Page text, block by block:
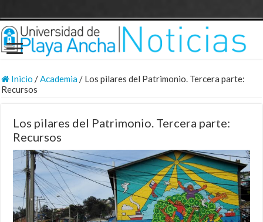
Inicio /Academia/ Los pilares del Patrimonio. Tercera parte:
Recursos
Los pilares del Patrimonio. Tercera parte:
Recursos